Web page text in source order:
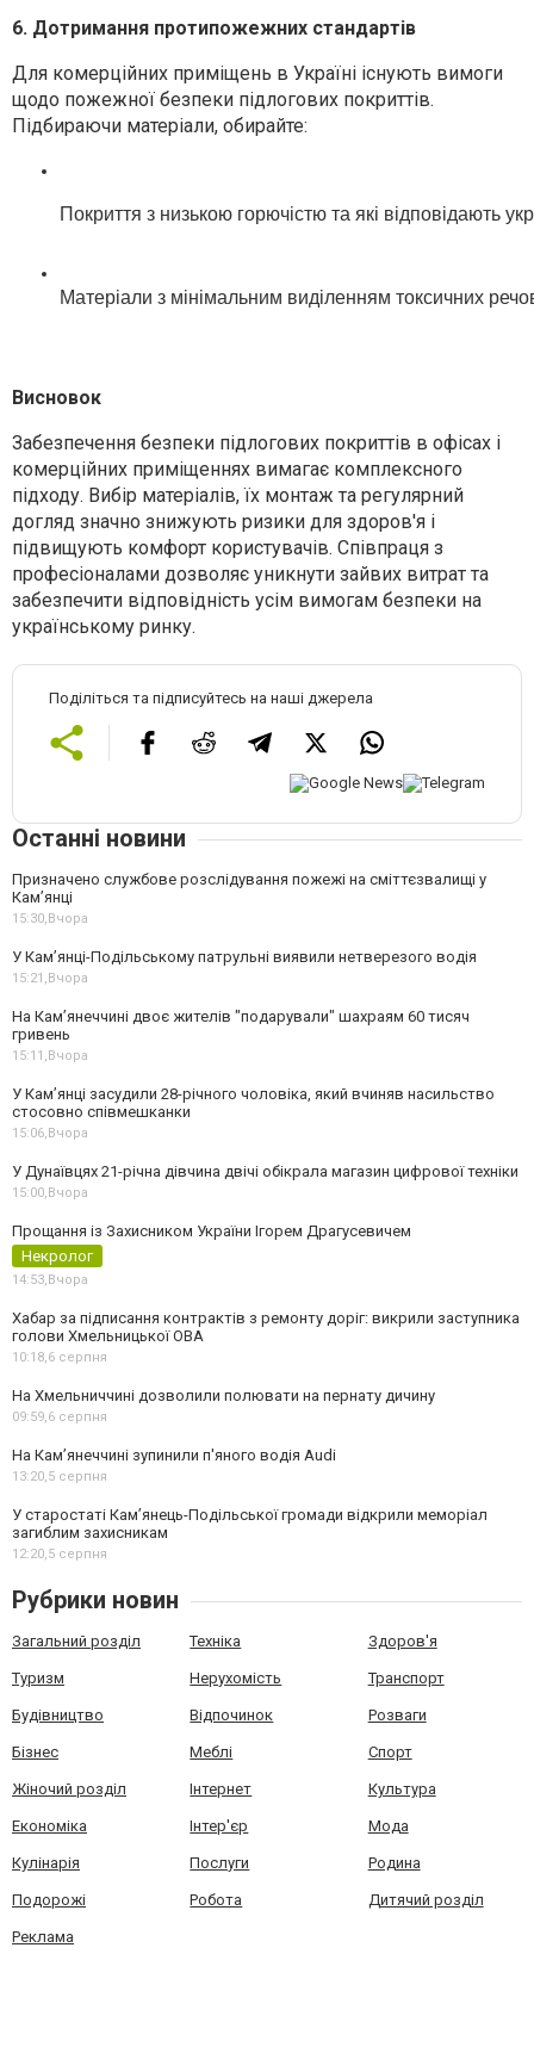
6. Дотримання протипожежних стандартів
Для комерційних приміщень в Україні існують вимоги
щодо пожежної безпеки підлогових покриттів.
Підбираючи матеріали, обирайте:
Покриття з низькою горючістю та які відповідають
Матеріали з мінімальним виділенням токсичних
Висновок
Забезпечення безпеки підлогових покриттів в офісах і
комерційних приміщеннях вимагає комплексного
підходу. Вибір матеріалів, їх монтаж та регулярний
догляд значно знижують ризики для здоров'я і
підвищують комфорт користувачів. Співпраця з
професіоналами дозволяє уникнути зайвих витрат та
забезпечити відповідність усім вимогам безпеки на
українському ринку.
Поділіться та підписуйтесь на наші джерела
Останні новини
Призначено службове розслідування пожежі на сміттєзвалищі у
Кам’янці
15:30,Вчора
У Кам’янці-Подільському патрульні виявили нетверезого водія
15:21,Вчора
На Камʼянеччині двоє жителів "подарували" шахраям 60 тисяч
гривень
15:11,Вчора
У Камʼянці засудили 28-річного чоловіка, який вчиняв насильство
стосовно співмешканки
15:06,Вчора
У Дунаївцях 21-річна дівчина двічі обікрала магазин цифрової техніки
15:00,Вчора
Прощання із Захисником України Ігорем Драгусевичем
Некролог
14:53,Вчора
Хабар за підписання контрактів з ремонту доріг: викрили заступника
голови Хмельницької ОВА
10:18,6 серпня
На Хмельниччині дозволили полювати на пернату дичину
09:59,6 серпня
На Камʼянеччині зупинили п'яного водія Audi
13:20,5 серпня
У старостаті Кам’янець-Подільської громади відкрили меморіал
загиблим захисникам
12:20,5 серпня
Рубрики новин
Загальний розділ Техніка Здоров'я
Туризм Нерухомість Транспорт
Будівництво Відпочинок Розваги
Бізнес Меблі Спорт
Жіночий розділ Інтернет Культура
Економіка Інтер'єр Мода
Кулінарія Послуги Родина
Подорожі Робота Дитячий розділ
Реклама